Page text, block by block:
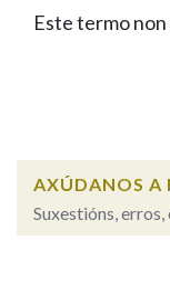
Facebook
TwitterYoutube
BUSCAR NOS
Remata por
Este termo
AXÚDANOS A
Suxestións,